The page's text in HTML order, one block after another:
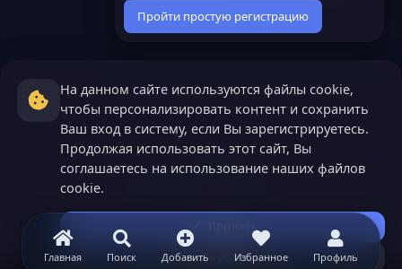
Главная Поиск Добавить Избранное Профиль
Пройти простую регистрацию
На данном сайте используются файлы cookie,
чтобы персонализировать контент и сохранить
Ваш вход в систему, если Вы зарегистрируетесь.
Продолжая использовать этот сайт, Вы
соглашаетесь на использование наших файлов
cookie.
Принять
Узнать больше...